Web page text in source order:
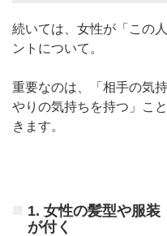
続いては、女性が「この
ントについて。
重要なのは、「相手の気
やりの気持ちを持つ」こと
きます。
1. 女性の髪型や服装
が付く